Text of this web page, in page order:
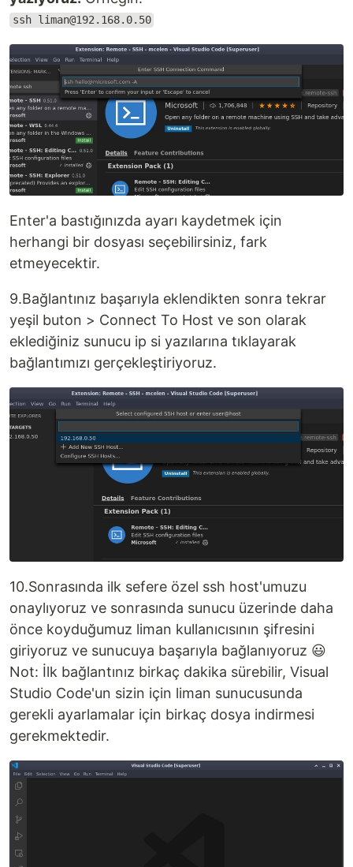
ssh liman@192.168.0.50
Enter'a bastığınızda ayarı kaydetmek için
herhangi bir dosyası seçebilirsiniz, fark
etmeyecektir.
9.Bağlantınız başarıyla eklendikten sonra tekrar
yeşil buton > Connect To Host ve son olarak
eklediğiniz sunucu ip si yazılarına tıklayarak
bağlantımızı gerçekleştiriyoruz.
10.Sonrasında ilk sefere özel ssh host'umuzu
onaylıyoruz ve sonrasında sunucu üzerinde daha
önce koyduğumuz liman kullanıcısının şifresini
giriyoruz ve sunucuya başarıyla bağlanıyoruz 😃
Not: İlk bağlantınız birkaç dakika sürebilir, Visual
Studio Code'un sizin için liman sunucusunda
gerekli ayarlamalar için birkaç dosya indirmesi
gerekmektedir.